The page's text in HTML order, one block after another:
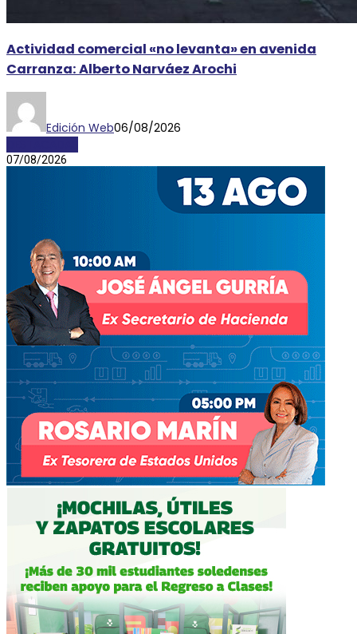
Actividad comercial «no levanta» en avenida
Carranza: Alberto Narváez Arochi
Edición Web06/08/2026
07/08/2026